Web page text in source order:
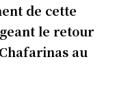
de cette
le retour
au